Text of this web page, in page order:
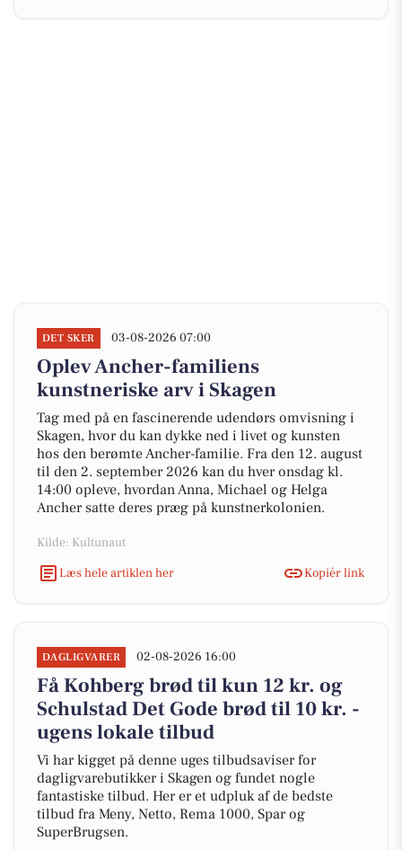
DET SKER 03-08-2026 07:00
Oplev Ancher-familiens
kunstneriske arv i Skagen
Tag med på en fascinerende udendørs omvisning i
Skagen, hvor du kan dykke ned i livet og kunsten
hos den berømte Ancher-familie. Fra den 12. august
til den 2. september 2026 kan du hver onsdag kl.
14:00 opleve, hvordan Anna, Michael og Helga
Ancher satte deres præg på kunstnerkolonien.
Kilde: Kultunaut
Læs hele artiklen her
Kopiér link
DAGLIGVARER 02-08-2026 16:00
Få Kohberg brød til kun 12 kr. og
Schulstad Det Gode brød til 10 kr. -
ugens lokale tilbud
Vi har kigget på denne uges tilbudsaviser for
dagligvarebutikker i Skagen og fundet nogle
fantastiske tilbud. Her er et udpluk af de bedste
tilbud fra Meny, Netto, Rema 1000, Spar og
SuperBrugsen.